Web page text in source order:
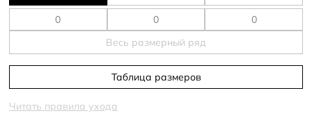
Весь размерный ряд
Таблица размеров
Читать правила ухода